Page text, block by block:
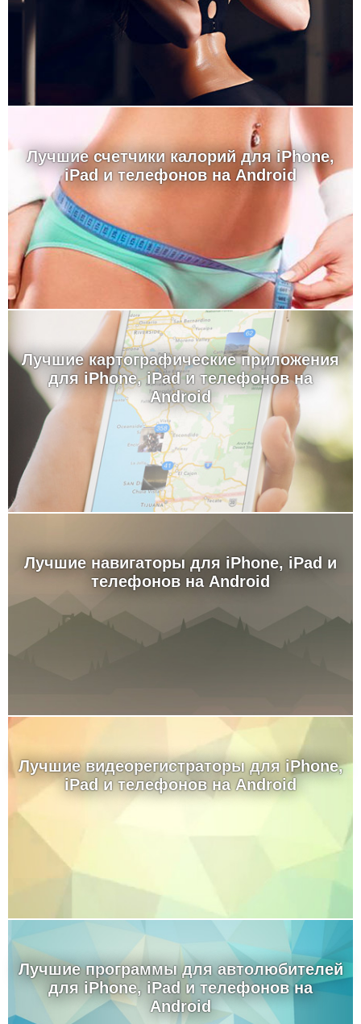
Лучшие счетчики калорий для iPhone,
iPad и телефонов на Android
Лучшие картографические приложения
для iPhone, iPad и телефонов на
Android
Лучшие навигаторы для iPhone, iPad и
телефонов на Android
Лучшие видеорегистраторы для iPhone,
iPad и телефонов на Android
Лучшие программы для автолюбителей
для iPhone, iPad и телефонов на
Android